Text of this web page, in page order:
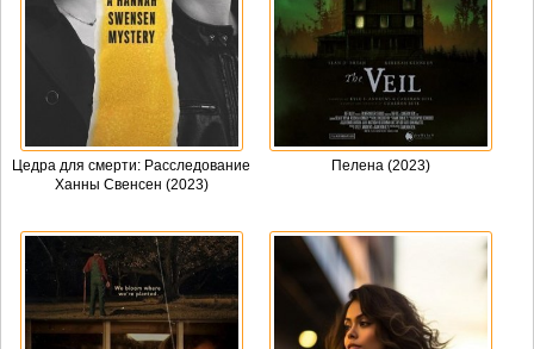
Цедра для смерти: Расследование
Ханны Свенсен (2023)
Пелена (2023)